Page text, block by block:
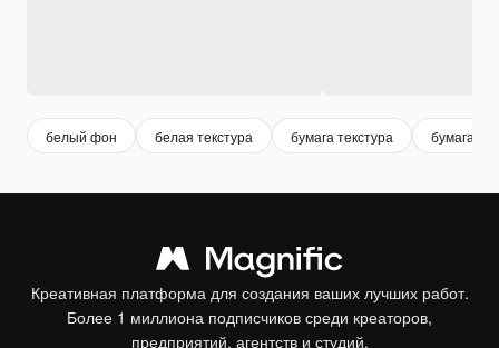
белый фон белая текстура бумага текстура бумага
Креативная платформа для создания ваших лучших работ.
Более 1 миллиона подписчиков среди креаторов,
предприятий, агентств и студий.